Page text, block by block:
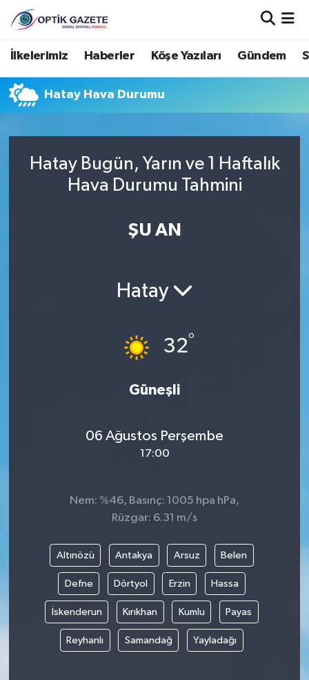
İlkelerimiz Haberler Köşe Yazıları Gündem
Hatay Hava Durumu
Hatay Bugün, Yarın ve 1 Haftalık
Hava Durumu Tahmini
ŞU AN
Hatay
32°
Güneşli
06 Ağustos Perşembe
17:00
Nem: %46, Basınç: 1005 hpa hPa,
Rüzgar: 6.31 m/s
Altınözü Antakya Arsuz Belen
Defne Dörtyol Erzin Hassa
İskenderun Kırıkhan Kumlu Payas
Reyhanlı Samandağ Yayladağı
Nöbetçi Eczaneler
Hava Durumu
Trafik Durumu
Süper Lig Puan Durumu ve Fikstür